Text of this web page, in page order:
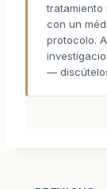
tratamiento
con un
protocolo.
—